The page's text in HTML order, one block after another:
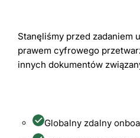
Stanęliśmy przed zadaniem
prawem cyfrowego
innych dokumentów
Globalny zdalny